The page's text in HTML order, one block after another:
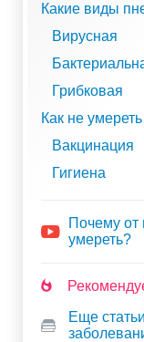
Какие виды
Вирусная
Грибковая
Как не
Вакцинация
Гигиена
Почему от
умереть?
Еще